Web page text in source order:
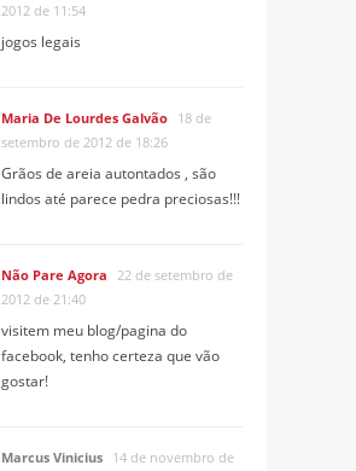
2012 de 11:54
jogos legais
Maria De Lourdes Galvão 18 de
setembro de 2012 de 18:26
Grãos de areia autontados , são
lindos até parece pedra preciosas!!!
Não Pare Agora 22 de setembro de
2012 de 21:40
visitem meu blog/pagina do
facebook, tenho certeza que vão
gostar!
Marcus Vinicius 14 de novembro de